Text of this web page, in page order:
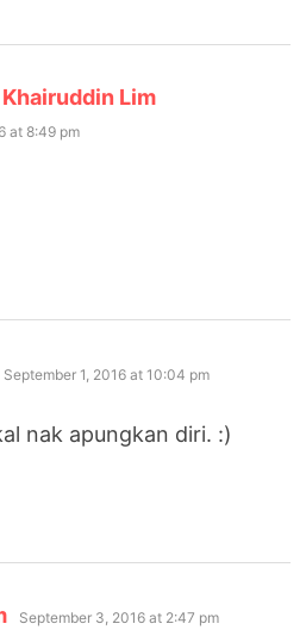
Lim
at 8:49 pm
says:
September 1, 2016 at 10:04 pm
nak apungkan diri. :)
says:
September 3, 2016 at 2:47 pm